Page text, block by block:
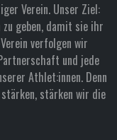
Verein. Unser Ziel:
zu geben, damit sie ihr
verfolgen wir
und jede
Athlet:innen. Denn
stärken wir die